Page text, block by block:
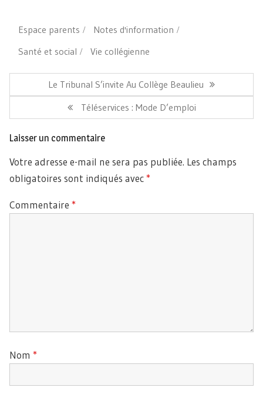
Espace parents
Notes d'information
Santé et social
Vie collégienne
l’article
Article
Précédent:
Le Tribunal S’invite Au Collège Beaulieu
Article
Suivant:
Téléservices : Mode D’emploi
Laisser un commentaire
Votre adresse e-mail ne sera pas publiée. Les champs
obligatoires sont indiqués avec*
Commentaire *
Nom *